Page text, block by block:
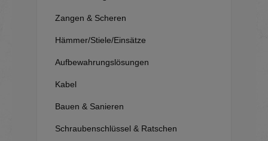
Zangen & Scheren
Hämmer/Stiele/Einsätze
Aufbewahrungslösungen
Kabel
Bauen & Sanieren
Schraubenschlüssel & Ratschen